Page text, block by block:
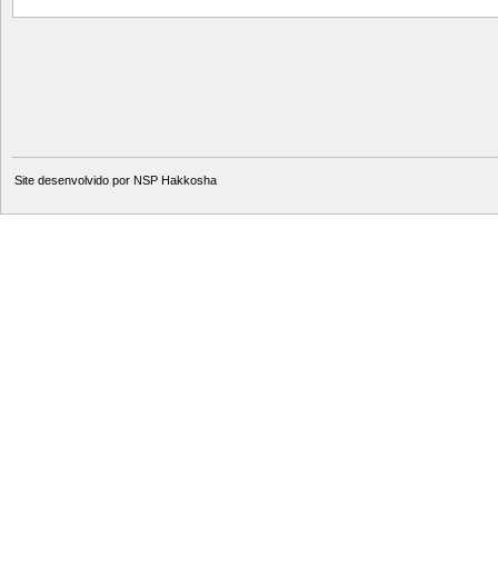
Site desenvolvido por NSP Hakkosha